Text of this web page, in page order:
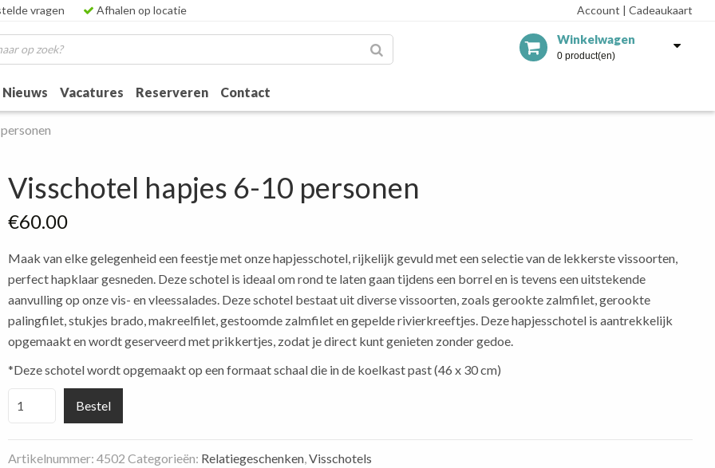
vragen Afhalen op locatie Account | Cadeaukaart
Winkelwagen
0 product(en)
Nieuws Vacatures Reserveren Contact
Visschotel hapjes 6-10 personen
€60.00
Maak van elke gelegenheid een feestje met onze hapjesschotel, rijkelijk gevuld met een selectie van de lekkerste vissoorten,
perfect hapklaar gesneden. Deze schotel is ideaal om rond te laten gaan tijdens een borrel en is tevens een uitstekende
aanvulling op onze vis- en vleessalades. Deze schotel bestaat uit diverse vissoorten, zoals gerookte zalmfilet, gerookte
palingfilet, stukjes brado, makreelfilet, gestoomde zalmfilet en gepelde rivierkreeftjes. Deze hapjesschotel is aantrekkelijk
opgemaakt en wordt geserveerd met prikkertjes, zodat je direct kunt genieten zonder gedoe.
*Deze schotel wordt opgemaakt op een formaat schaal die in de koelkast past (46 x 30 cm)
10
Bestel
Artikelnummer:4502 Categorieën: Relatiegeschenken,Visschotels